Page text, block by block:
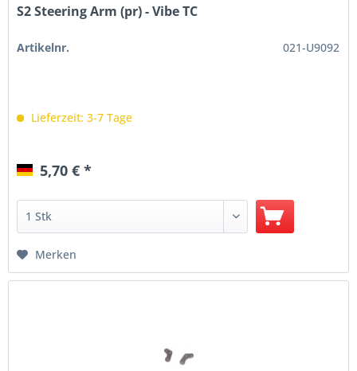
S2 Steering Arm (pr) - Vibe TC
Artikelnr. 021-U9092
Lieferzeit: 3-7 Tage
5,70 € *
Merken